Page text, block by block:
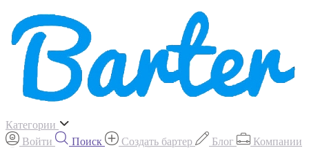
Категории
Войти
Поиск Создать бартер Блог
Компании